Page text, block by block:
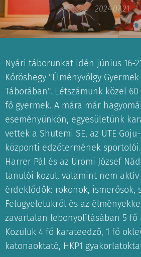
2024.07.21
Nyári táborunkat idén június 16-
Kőröshegy "Élményvölgy
Táborában". Létszámunk közel
fő gyermek. A mára már
eseményünkön, egyesületünk
vettek a Shutemi SE, az UTE
központi edzőtermének
Harrer Pál és az Ürömi József
tanulói közül, valamint nem
érdeklődők: rokonok, ismerősök,
Felügyeletükről és az
zavartalan lebonyolításában 5 fő
Közülük 4 fő karateedző, 1 fő
katonaoktató, HKP1